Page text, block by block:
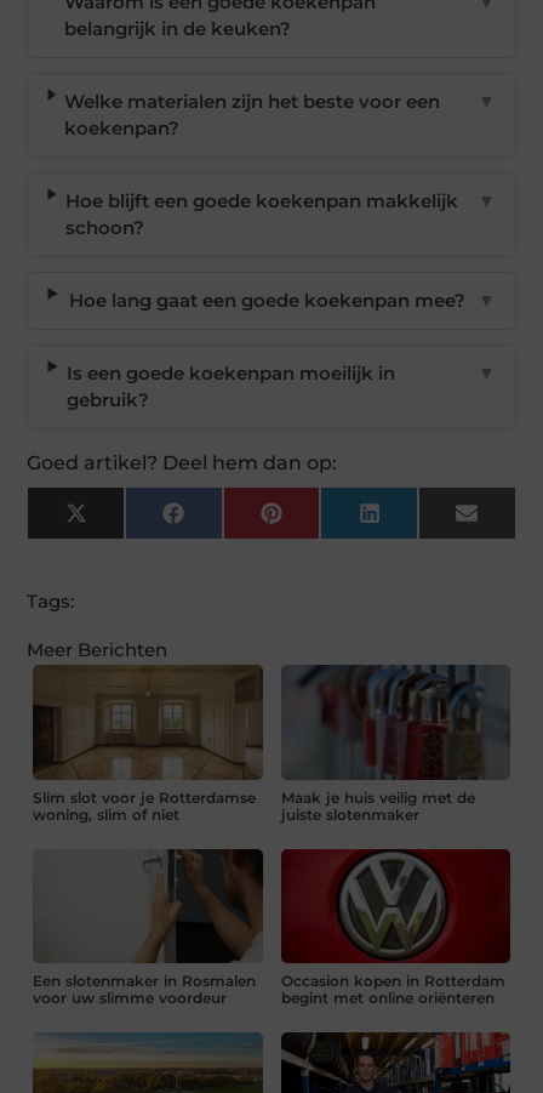
belangrijk in de keuken?
Welke materialen zijn het beste voor een
koekenpan?
▼
Hoe blijft een goede koekenpan makkelijk
schoon?
▼
Hoe lang gaat een goede koekenpan mee? ▼
Is een goede koekenpan moeilijk in
gebruik?
▼
Goed artikel? Deel hem dan op:
X
(Twitter)
FacebookPinterest LinkedIn Email
Tags:
Meer Berichten
Slim slot voor je Rotterdamse
woning, slim of niet
Maak je huis veilig met de
juiste slotenmaker
Een slotenmaker in Rosmalen
voor uw slimme voordeur
Occasion kopen in Rotterdam
begint met online oriënteren